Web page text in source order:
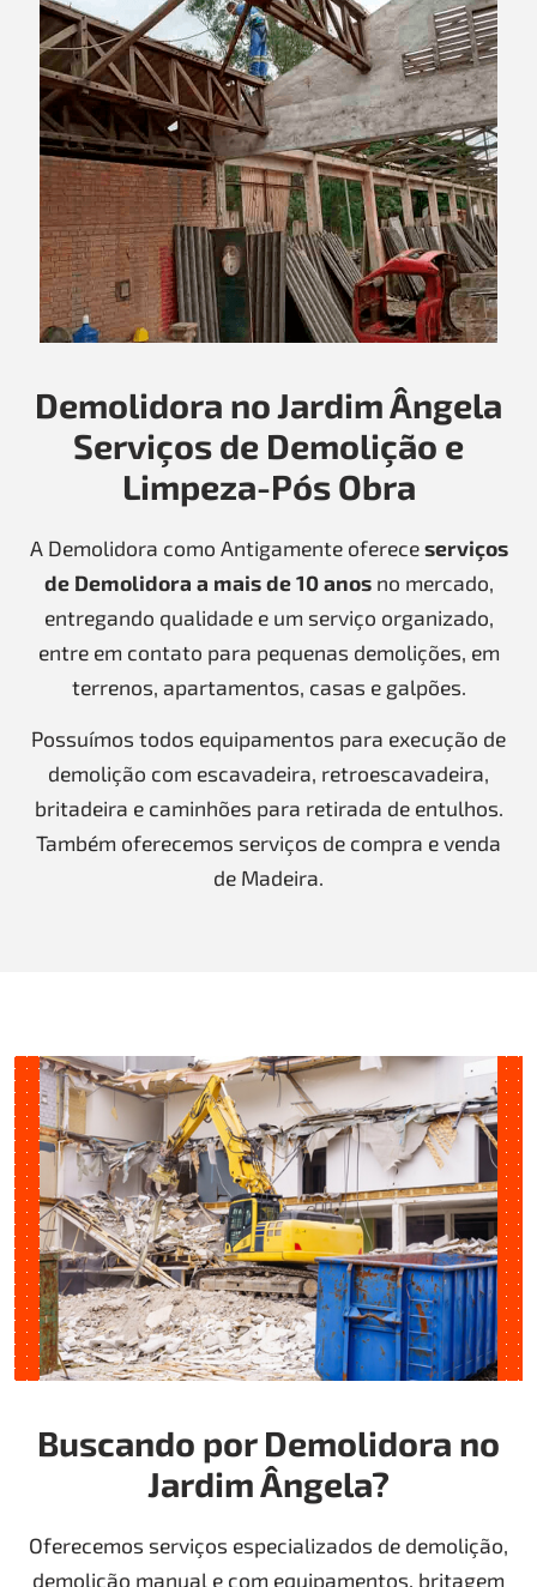
Demolidora no Jardim Ângela
Serviços de Demolição e
Limpeza-Pós Obra
A Demolidora como Antigamente ofereceserviços
de Demolidora a mais de 10 anosno mercado,
entregando qualidade e um serviço organizado,
entre em contato para pequenas demolições, em
terrenos, apartamentos, casas e galpões.
Possuímos todos equipamentos para execução de
demolição com escavadeira, retroescavadeira,
britadeira e caminhões para retirada de entulhos.
Também oferecemos serviços de compra e venda
de Madeira.
Buscando por Demolidora no
Jardim Ângela?
Oferecemos serviços especializados de demolição,
demolição manual e com equipamentos, britagem